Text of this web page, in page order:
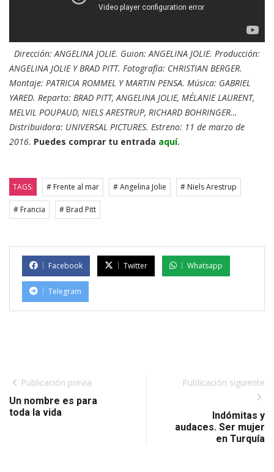
Dirección: ANGELINA JOLIE. Guion: ANGELINA JOLIE. Producción:
ANGELINA JOLIE Y BRAD PITT. Fotografía: CHRISTIAN BERGER.
Montaje: PATRICIA ROMMEL Y MARTIN PENSA. Música: GABRIEL
YARED. Reparto: BRAD PITT, ANGELINA JOLIE, MÉLANIE LAURENT,
MELVIL POUPAUD, NIELS ARESTRUP, RICHARD BOHRINGER…
Distribuidora: UNIVERSAL PICTURES. Estreno: 11 de marzo de
2016. Puedes comprar tu entrada aquí.
TAGS: # Frente al mar # Angelina Jolie # Niels Arestrup
# Francia # Brad Pitt
Facebook Twitter Whatsapp
Telegram
Publicación previa
Un nombre es para
toda la vida
Publicación siguiente
Indómitas y
audaces. Ser mujer
en Turquía